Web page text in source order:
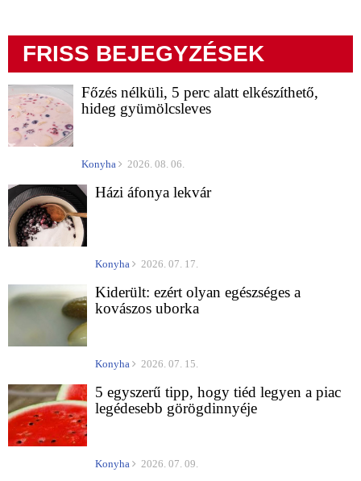
FRISS BEJEGYZÉSEK
Főzés nélküli, 5 perc alatt elkészíthető,
hideg gyümölcsleves
Konyha 2026. 08. 06.
Házi áfonya lekvár
Konyha 2026. 07. 17.
Kiderült: ezért olyan egészséges a
kovászos uborka
Konyha 2026. 07. 15.
5 egyszerű tipp, hogy tiéd legyen a piac
legédesebb görögdinnyéje
Konyha 2026. 07. 09.